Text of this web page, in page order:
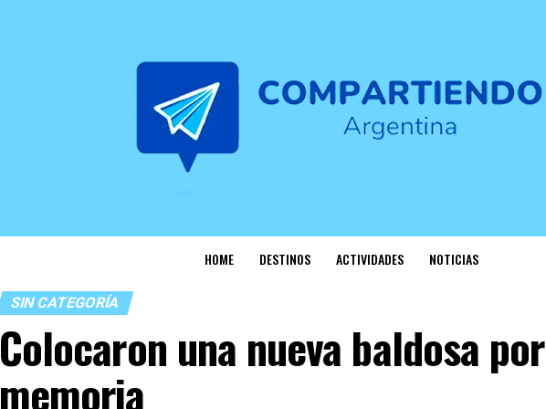
HOME DESTINOS ACTIVIDADES NOTICIAS
SIN CATEGORÍA
Colocaron una nueva baldosa
memoria